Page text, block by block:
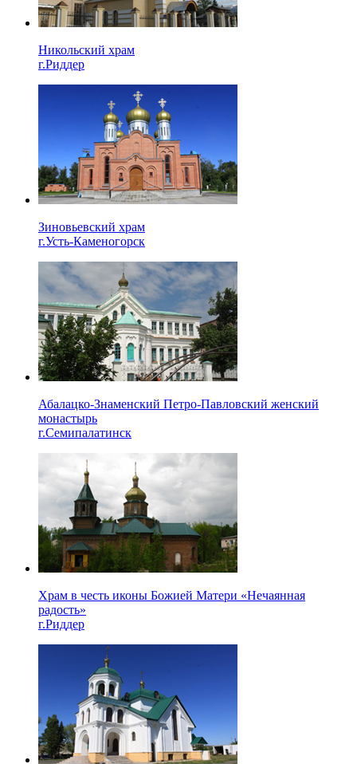
Никольский храм
г.Риддер
Зиновьевский храм
г.Усть-Каменогорск
Абалацко-Знаменский Петро-Павловский женский
монастырь
г.Семипалатинск
Храм в честь иконы Божией Матери «Нечаянная
радость»
г.Риддер